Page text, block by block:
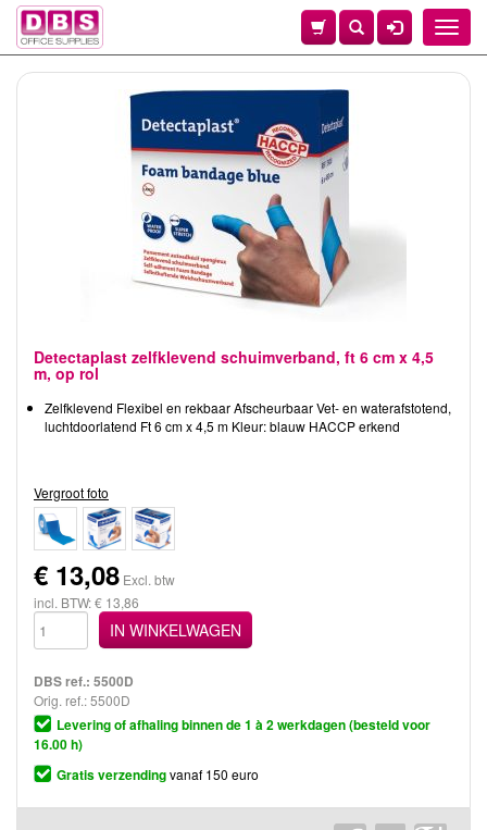
Toggle
Detectaplast zelfklevend schuimverband, ft 6 cm x 4,5
m, op rol
Zelfklevend Flexibel en rekbaar Afscheurbaar Vet- en waterafstotend,
luchtdoorlatend Ft 6 cm x 4,5 m Kleur: blauw HACCP erkend
Vergroot foto
€ 13,08 Excl. btw
incl. BTW: € 13,86
IN WINKELWAGEN
DBS ref.: 5500D
Orig. ref.: 5500D
Levering of afhaling binnen de 1 à 2 werkdagen (besteld voor
16.00 h)
Gratis verzendingvanaf 150 euro